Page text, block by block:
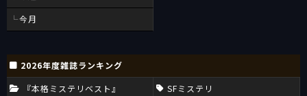
今月
2026年度雑誌ランキング
『本格ミステリベスト』
SFミステリ